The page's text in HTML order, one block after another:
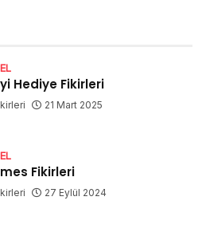
Hediye Fikirleri
21 Mart 2025
Fikirleri
27 Eylül 2024